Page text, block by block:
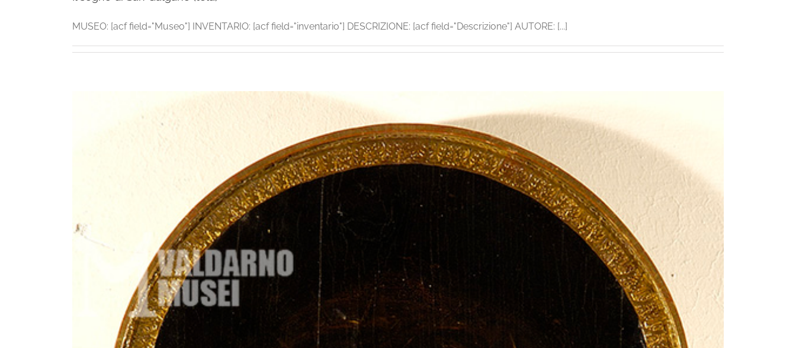
MUSEO: [acf field="Museo"] INVENTARIO: [acf field="inventario"] DESCRIZIONE: [acf field="Descrizione"] AUTORE: [...]